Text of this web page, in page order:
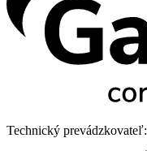
Technický prevádzkovateľ: